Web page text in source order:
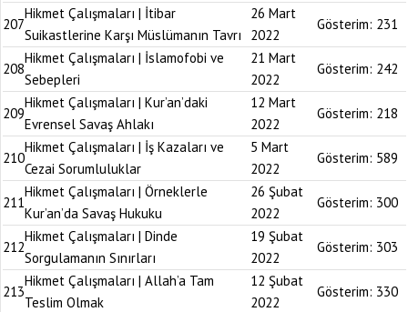
207
Hikmet Çalışmaları | İtibar
Suikastlerine Karşı Müslümanın Tavrı
26 Mart
2022
Gösterim: 231
208
Hikmet Çalışmaları | İslamofobi ve
Sebepleri
21 Mart
2022
Gösterim: 242
209
Hikmet Çalışmaları | Kur’an’daki
Evrensel Savaş Ahlakı
12 Mart
2022
Gösterim: 218
210
Hikmet Çalışmaları | İş Kazaları ve
Cezai Sorumluluklar
5 Mart
2022
Gösterim: 589
211
Hikmet Çalışmaları | Örneklerle
Kur’an’da Savaş Hukuku
26 Şubat
2022
Gösterim: 300
212
Hikmet Çalışmaları | Dinde
Sorgulamanın Sınırları
19 Şubat
2022
Gösterim: 303
213
Hikmet Çalışmaları | Allah’a Tam
Teslim Olmak
12 Şubat
2022
Gösterim: 330